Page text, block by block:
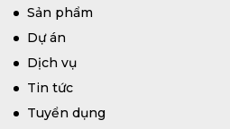
Sản phẩm
Dự án
Dịch vụ
Tin tức
Tuyển dụng